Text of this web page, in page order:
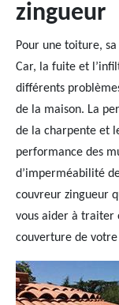
zingueur
Pour une toiture,
Car, la fuite et
différents
de la maison. La
de la charpente et
performance des
d’imperméabilité
couvreur zingueur
vous aider à traiter
couverture de votre